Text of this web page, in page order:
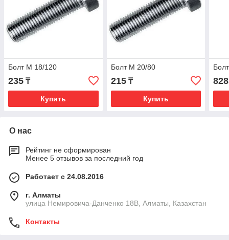
Болт М 18/120
235 ₸
Купить
Болт М 20/80
215₸
Купить
828
О нас
Рейтинг не сформирован
Менее 5 отзывов за последний год
Работает с 24.08.2016
г. Алматы
улица Немировича-Данченко 18В, Алматы, Казахстан
Контакты